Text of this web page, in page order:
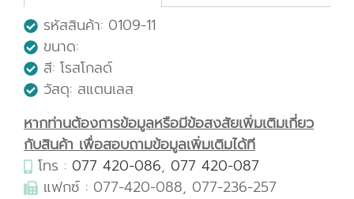
รหัสสินค้า: 0109-11
ขนาด:
สี: โรสโกลด์
วัสดุ: สแตนเลส
หากท่านต้องการข้อมูลหรือมีข้อสงสัยเพิ่มเติมเกี่ยว
กับสินค้า เพื่อสอบถามข้อมูลเพิ่มเติมได้ที
โทร : 077 420-086, 077 420-087
แฟกซ์ : 077-420-088, 077-236-257